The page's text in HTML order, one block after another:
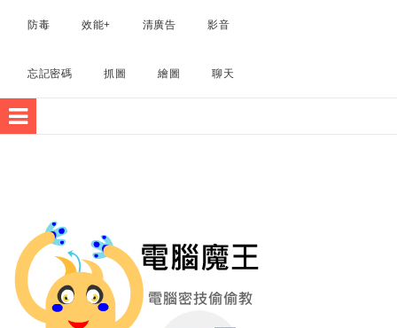
防毒 效能+ 清廣告 影音
忘記密碼 抓圖 繪圖 聊天